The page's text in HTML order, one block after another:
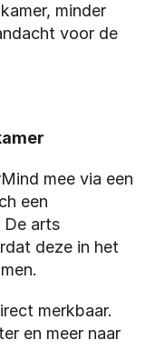
minder
voor de
mee via een
een
De arts
deze in het
merkbaar.
en meer naar